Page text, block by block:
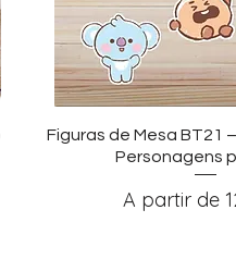
Figuras de Mesa BT21
Personagens
A partir de
Preço